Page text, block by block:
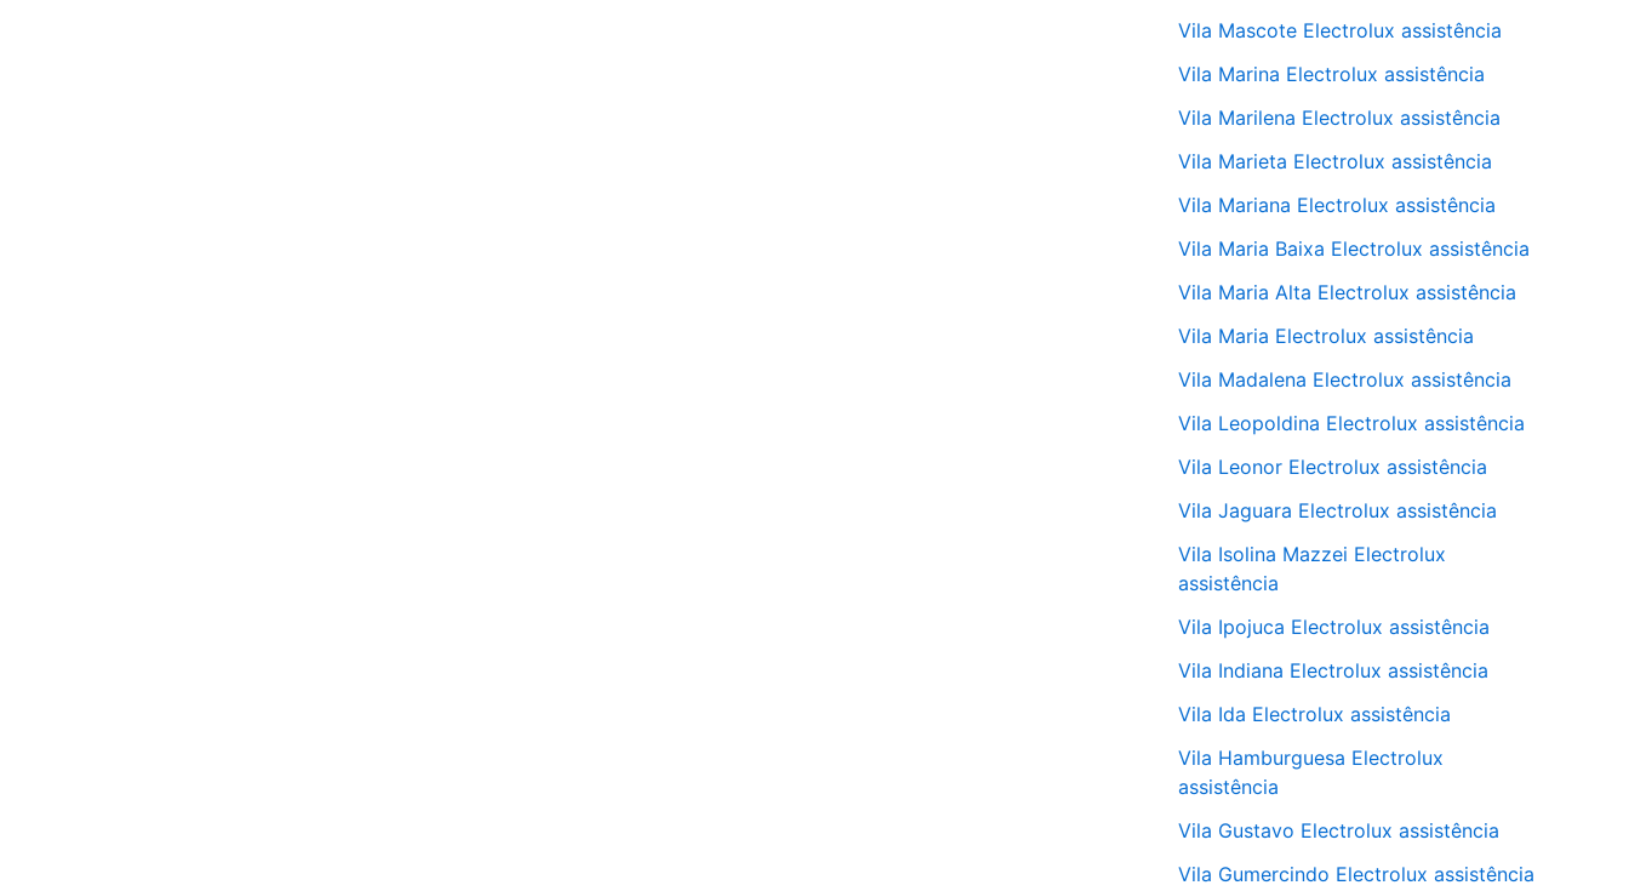
Vila Mascote Electrolux assistência
Vila Marina Electrolux assistência
Vila Marilena Electrolux assistência
Vila Marieta Electrolux assistência
Vila Mariana Electrolux assistência
Vila Maria Baixa Electrolux assistência
Vila Maria Alta Electrolux assistência
Vila Maria Electrolux assistência
Vila Madalena Electrolux assistência
Vila Leopoldina Electrolux assistência
Vila Leonor Electrolux assistência
Vila Jaguara Electrolux assistência
Vila Isolina Mazzei Electrolux
assistência
Vila Ipojuca Electrolux assistência
Vila Indiana Electrolux assistência
Vila Ida Electrolux assistência
Vila Hamburguesa Electrolux
assistência
Vila Gustavo Electrolux assistência
Vila Gumercindo Electrolux assistência